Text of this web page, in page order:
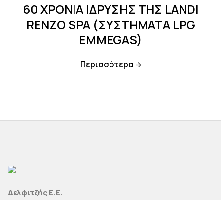
60 ΧΡΟΝΙΑ ΙΔΡΥΣΗΣ ΤΗΣ LANDI
RENZO SPA (ΣΥΣΤΗΜΑΤΑ LPG
EMMEGAS)
Περισσότερα
Δελφιτζής Ε.Ε.